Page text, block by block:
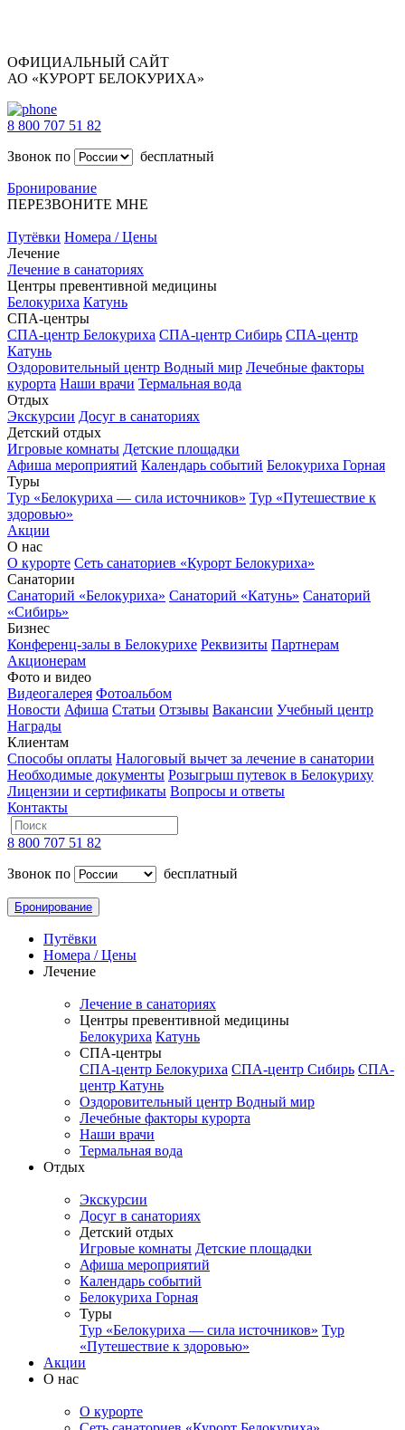
ОФИЦИАЛЬНЫЙ САЙТ
АО «КУРОРТ БЕЛОКУРИХА»
8 800 707 51 82
Звонок по
бесплатный
Бронирование
ПЕРЕЗВОНИТЕ МНЕ
Путёвки Номера / Цены
Лечение
Лечение в санаториях
Центры превентивной медицины
Белокуриха Катунь
СПА-центры
СПА-центр Белокуриха СПА-центр Сибирь СПА-центр
Катунь
Оздоровительный центр Водный мир Лечебные факторы
курорта Наши врачи Термальная вода
Отдых
Экскурсии Досуг в санаториях
Детский отдых
Игровые комнаты Детские площадки
Афиша мероприятий Календарь событий Белокуриха Горная
Туры
Тур «Белокуриха — сила источников» Тур «Путешествие к
здоровью»
Акции
О нас
О курорте Сеть санаториев «Курорт Белокуриха»
Санатории
Санаторий «Белокуриха» Санаторий «Катунь» Санаторий
«Сибирь»
Бизнес
Конференц-залы в Белокурихе Реквизиты Партнерам
Акционерам
Фото и видео
Видеогалерея Фотоальбом
Новости Афиша Статьи Отзывы Вакансии Учебный центр
Награды
Клиентам
Способы оплаты Налоговый вычет за лечение в санатории
Необходимые документы Розыгрыш путевок в Белокуриху
Лицензии и сертификаты Вопросы и ответы
Контакты
8 800 707 51 82
Звонок по
бесплатный
Бронирование
Путёвки
Номера / Цены
Лечение
Лечение в санаториях
Центры превентивной медицины
Белокуриха Катунь
СПА-центры
СПА-центр Белокуриха СПА-центр Сибирь СПА-
центр Катунь
Оздоровительный центр Водный мир
Лечебные факторы курорта
Наши врачи
Термальная вода
Отдых
Экскурсии
Досуг в санаториях
Детский отдых
Игровые комнаты Детские площадки
Афиша мероприятий
Календарь событий
Белокуриха Горная
Туры
Тур «Белокуриха — сила источников» Тур
«Путешествие к здоровью»
Акции
О нас
О курорте